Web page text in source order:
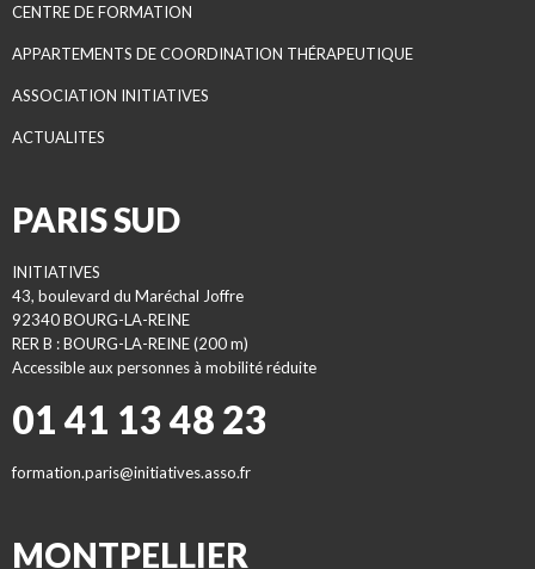
CENTRE DE FORMATION
APPARTEMENTS DE COORDINATION THÉRAPEUTIQUE
ASSOCIATION INITIATIVES
ACTUALITES
PARIS SUD
INITIATIVES
43, boulevard du Maréchal Joffre
92340 BOURG-LA-REINE
RER B : BOURG-LA-REINE (200 m)
Accessible aux personnes à mobilité réduite
01 41 13 48 23
formation.paris@initiatives.asso.fr
MONTPELLIER